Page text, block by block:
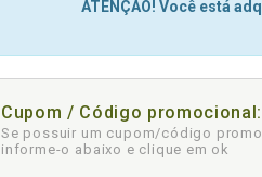
ATENÇÃO! Você está
Cupom / Código promocional:
Se possuir um cupom/código
informe-o abaixo e clique em ok